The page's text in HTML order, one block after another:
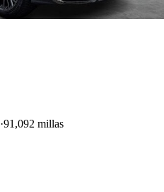
91,092 millas